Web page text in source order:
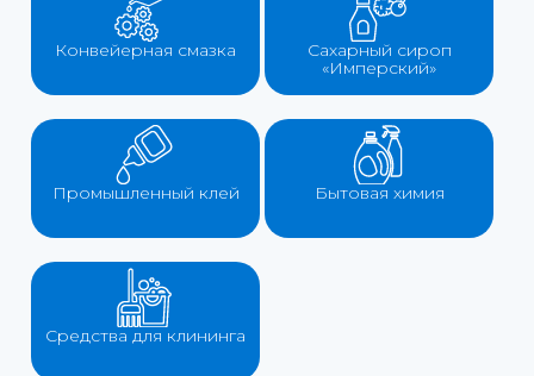
Конвейерная смазка
Сахарный сироп
«Имперский»
Промышленный клей Бытовая химия
Средства для клининга